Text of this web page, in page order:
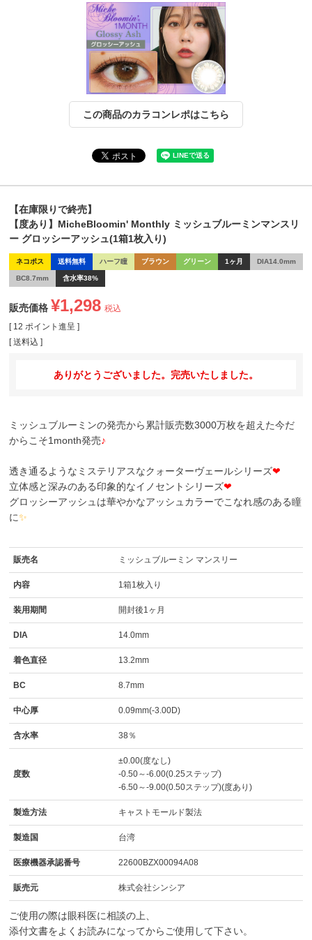
この商品のカラコンレポはこちら
【在庫限りで終売】
【度あり】MicheBloomin' Monthly ミッシュブルーミンマンスリ
ー グロッシーアッシュ(1箱1枚入り)
ネコポス 送料無料 ハーフ瞳 ブラウン グリーン 1ヶ月 DIA14.0mm
BC8.7mm 含水率38%
販売価格 ¥1,298 税込
[ 12 ポイント進呈 ]
送料込
ありがとうございました。完売いたしました。
ミッシュブルーミンの発売から累計販売数3000万枚を超えた今だ
からこそ1month発売♪
透き通るようなミステリアスなクォーターヴェールシリーズ❤
立体感と深みのある印象的なイノセントシリーズ❤
グロッシーアッシュは華やかなアッシュカラーでこなれ感のある瞳
に✨
販売名 ミッシュブルーミン マンスリー
内容 1箱1枚入り
装用期間 開封後1ヶ月
DIA 14.0mm
着色直径 13.2mm
BC 8.7mm
中心厚 0.09mm(-3.00D)
含水率 38％
度数
±0.00(度なし)
-0.50～-6.00(0.25ステップ)
-6.50～-9.00(0.50ステップ)(度あり)
製造方法 キャストモールド製法
製造国 台湾
医療機器承認番号 22600BZX00094A08
販売元 株式会社シンシア
ご使用の際は眼科医に相談の上、
添付文書をよくお読みになってからご使用して下さい。